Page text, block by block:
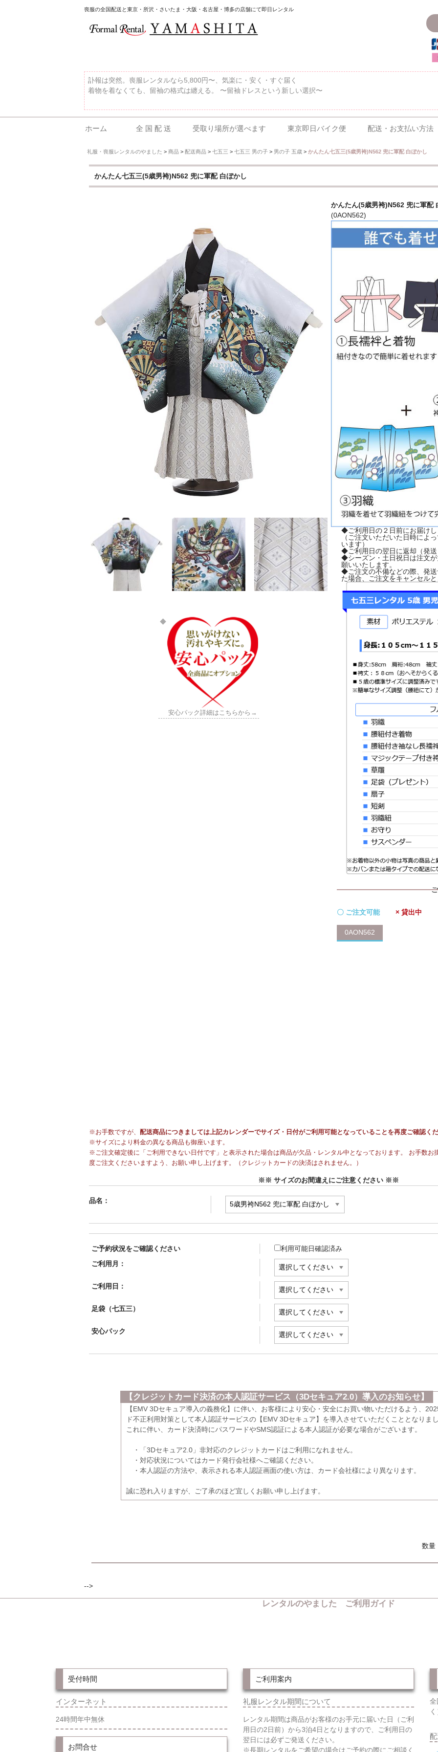
喪服の全国配送と東京・所沢・さいたま・大阪・名古屋・博多の店舗にて即日レンタル
訃報は突然。喪服レンタルなら5,800円〜、気楽に・安く・すぐ届く
着物を着なくても、留袖の格式は纏える。 〜留袖ドレスという新しい選択〜
ホーム 全 国 配 送 受取り場所が選べます 東京即日バイク便 配送・お支払い方法
礼服・喪服レンタルのやました > 商品> 配送商品> 七五三 > 七五三 男の子 > 男の子 五歳> かんたん七五三(5歳男袴)N562 兜に軍配 白ぼかし
かんたん七五三(5歳男袴)N562 兜に軍配 白ぼかし
安心パック詳細はこちらから→
かんたん(5歳男袴)N562 兜に軍配
(0AON562)
◆ご利用日の２日前にお届け
（ご注文いただいた日時によ
います）
◆ご利用日の翌日に返却（発
◆シーズン・土日祝日は注文
願いいたします。
◆ご注文の不備などの際、発
た場合、ご注文をキャンセル
〇 ご注文可能 × 貸出中
0AON562
※お手数ですが、 配送商品につきましては上記カレンダーでサイズ・日付がご利用可能となっていることを再度ご確認く
※サイズにより料金の異なる商品も御座います。
※ご注文確定後に「ご利用できない日付です」と表示された場合は商品が欠品・レンタル中となっております。 お手数お
度ご注文くださいますよう、お願い申し上げます。（クレジットカードの決済はされません。）
※※ サイズのお間違えにご注意ください ※※
品名：
ご予約状況をご確認ください
利用可能日確認済み
ご利用月：
ご利用日：
足袋（七五三）
安心パック
【クレジットカード決済の本人認証サービス（3Dセキュア2.0）導入のお知らせ】
【EMV 3Dセキュア導入の義務化】に伴い、お客様により安心・安全にお買い物いただけるよう、
ド不正利用対策として本人認証サービスの【EMV 3Dセキュア】を導入させていただくこととなりま
これに伴い、カード決済時にパスワードやSMS認証による本人認証が必要な場合がございます。
・「3Dセキュア2.0」非対応のクレジットカードはご利用になれません。
・対応状況についてはカード発行会社様へご確認ください。
・本人認証の方法や、表示される本人認証画面の使い方は、カード会社様により異なります。
誠に恐れ入りますが、ご了承のほど宜しくお願い申し上げます。
数量
-->
レンタルのやました ご利用ガイド
受付時間
インターネット
24時間年中無休
お問合せ
ご利用案内
礼服レンタル期間について
レンタル期間は商品がお客様のお手元に届いた日（ご利
用日の2日前）から3泊4日となりますので、ご利用日の
翌日には必ずご発送ください。
※長期レンタルをご希望の場合はご予約の際にご相談く
全